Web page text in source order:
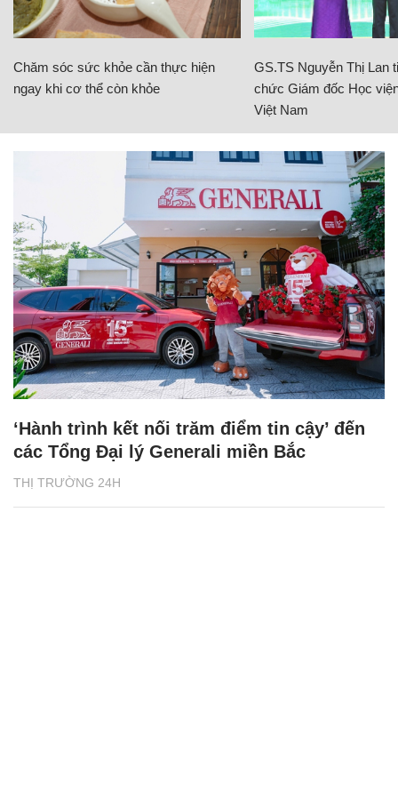
Chăm sóc sức khỏe cần thực hiện
ngay khi cơ thể còn khỏe
GS.TS Nguyễn Thị Lan
chức Giám đốc Học
Việt Nam
THỊ TRƯỜNG 24H
‘Hành trình kết nối trăm điểm tin cậy’ đến
các Tổng Đại lý Generali miền Bắc